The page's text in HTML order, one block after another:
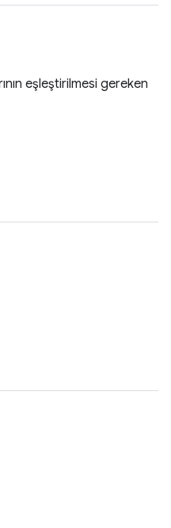
eşleştirilmesi gereken